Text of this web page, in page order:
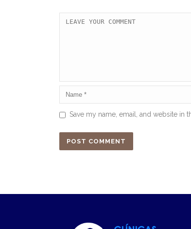
Save my name, email, and website in